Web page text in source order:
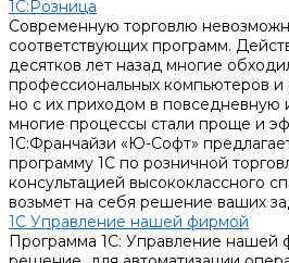
1С:Розница
Современную торговлю
соответствующих программ.
десятков лет назад многие
профессиональных компьютеров и
но с их приходом в повседневную
многие процессы стали проще и
1С:Франчайзи «Ю-Софт»
программу 1С по розничной
консультацией высококлассного
возьмет на себя решение ваших
1С Управление нашей фирмой
Программа 1С: Управление нашей